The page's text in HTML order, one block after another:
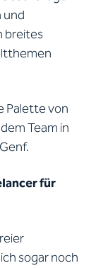
und
breites
Palette von
Team in
für
sogar noch